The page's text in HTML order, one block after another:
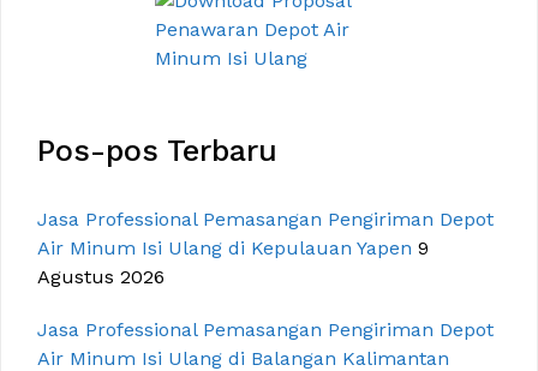
Pos-pos Terbaru
Jasa Professional Pemasangan Pengiriman Depot
Air Minum Isi Ulang di Kepulauan Yapen 9
Agustus 2026
Jasa Professional Pemasangan Pengiriman Depot
Air Minum Isi Ulang di Balangan Kalimantan